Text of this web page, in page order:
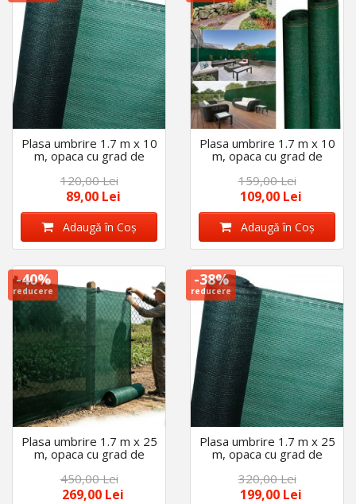
Plasa umbrire 1.7 m x 10
m, opaca cu grad de
umbrire 80 %, densitate
90 g/m2
120,00 Lei
89,00 Lei
Adaugă în Coş
Plasa umbrire 1.7 m x 10
m, opaca cu grad de
umbrire 95%, densitate
140g/m2
159,00 Lei
109,00 Lei
Adaugă în Coş
-40%
reducere
Plasa umbrire 1.7 m x 25
m, opaca cu grad de
umbrire 95%, densitate
140 g/m2
450,00 Lei
269,00 Lei
-38%
reducere
Plasa umbrire 1.7 m x 25
m, opaca cu grad de
umbrire 80%, stabilizata
UV, durata de viata 5 ani
320,00 Lei
199,00 Lei